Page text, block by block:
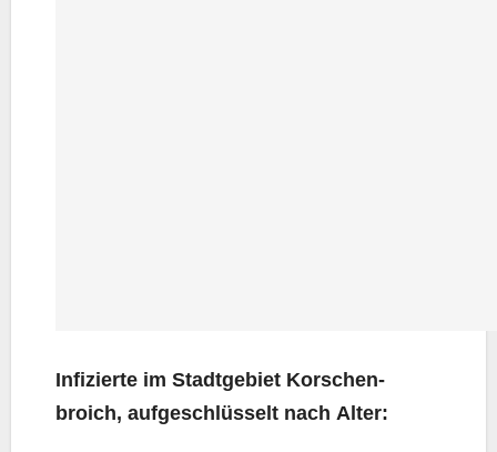
Infi­zier­te im Stadt­ge­biet Kor­schen­
broich, auf­ge­schlüs­selt nach Alter: